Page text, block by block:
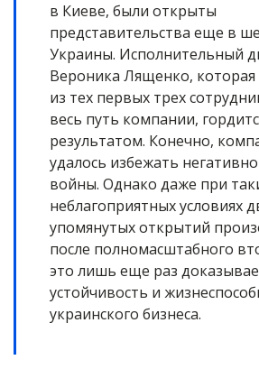
в Киеве, были открыты
представительства еще в
Украины. Исполнительный
Вероника Лященко,
из тех первых трех
весь путь компании,
результатом. Конечно,
удалось избежать
войны. Однако даже при
неблагоприятных условиях
упомянутых открытий
после полномасштабного
это лишь еще раз
устойчивость и
украинского бизнеса.